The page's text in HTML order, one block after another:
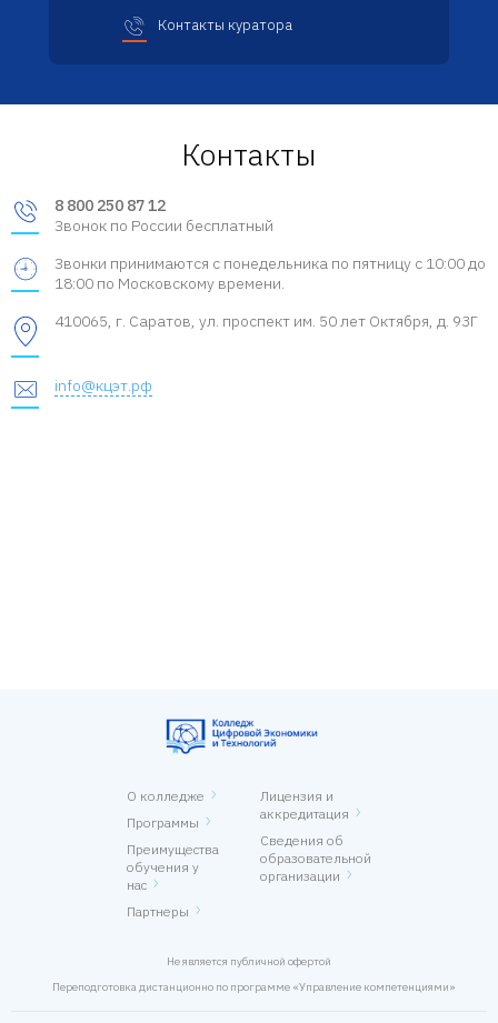
Контакты куратора
Контакты
8 800 250 87 12
Звонок по России бесплатный
Звонки принимаются с понедельника по пятницу с 10:00 до
18:00 по Московскому времени.
410065, г. Саратов, ул. проспект им. 50 лет Октября, д. 93Г
info@кцэт.рф
Не является публичной офертой
Переподготовка дистанционно по программе «Управление компетенциями»
О колледже
Программы
Преимущества
обучения у
нас
Партнеры
Лицензия и
аккредитация
Сведения об
образовательной
организации